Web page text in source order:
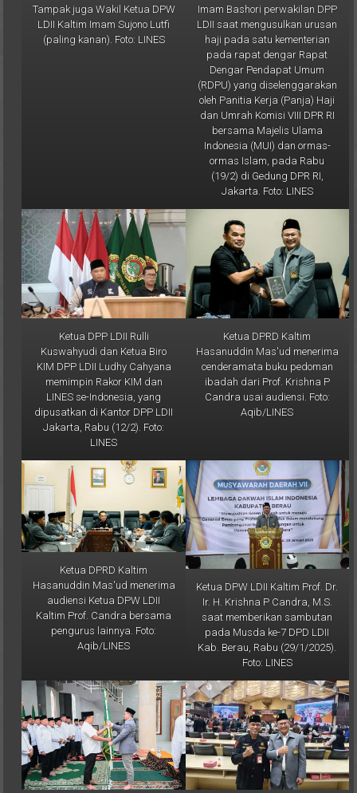
LDII Kaltim Imam Sujono Lutfi
(paling kanan). Foto: LINES
LDII saat mengusulkan urusan
haji pada satu kementerian
pada rapat dengar Rapat
Dengar Pendapat Umum
(RDPU) yang diselenggarakan
oleh Panitia Kerja (Panja) Haji
dan Umrah Komisi VIII DPR RI
bersama Majelis Ulama
Indonesia (MUI) dan ormas-
ormas Islam, pada Rabu
(19/2) di Gedung DPR RI,
Jakarta. Foto: LINES
Ketua DPP LDII Rulli
Kuswahyudi dan Ketua Biro
KIM DPP LDII Ludhy Cahyana
memimpin Rakor KIM dan
LINES se-Indonesia, yang
dipusatkan di Kantor DPP LDII
Jakarta, Rabu (12/2). Foto:
LINES
Ketua DPRD Kaltim
Hasanuddin Mas'ud menerima
cenderamata buku pedoman
ibadah dari Prof. Krishna P
Candra usai audiensi. Foto:
Aqib/LINES
Ketua DPRD Kaltim
Hasanuddin Mas'ud menerima
audiensi Ketua DPW LDII
Kaltim Prof. Candra bersama
pengurus lainnya. Foto:
Aqib/LINES
Ketua DPW LDII Kaltim Prof. Dr.
Ir. H. Krishna P Candra, M.S.
saat memberikan sambutan
pada Musda ke-7 DPD LDII
Kab. Berau, Rabu (29/1/2025).
Foto: LINES